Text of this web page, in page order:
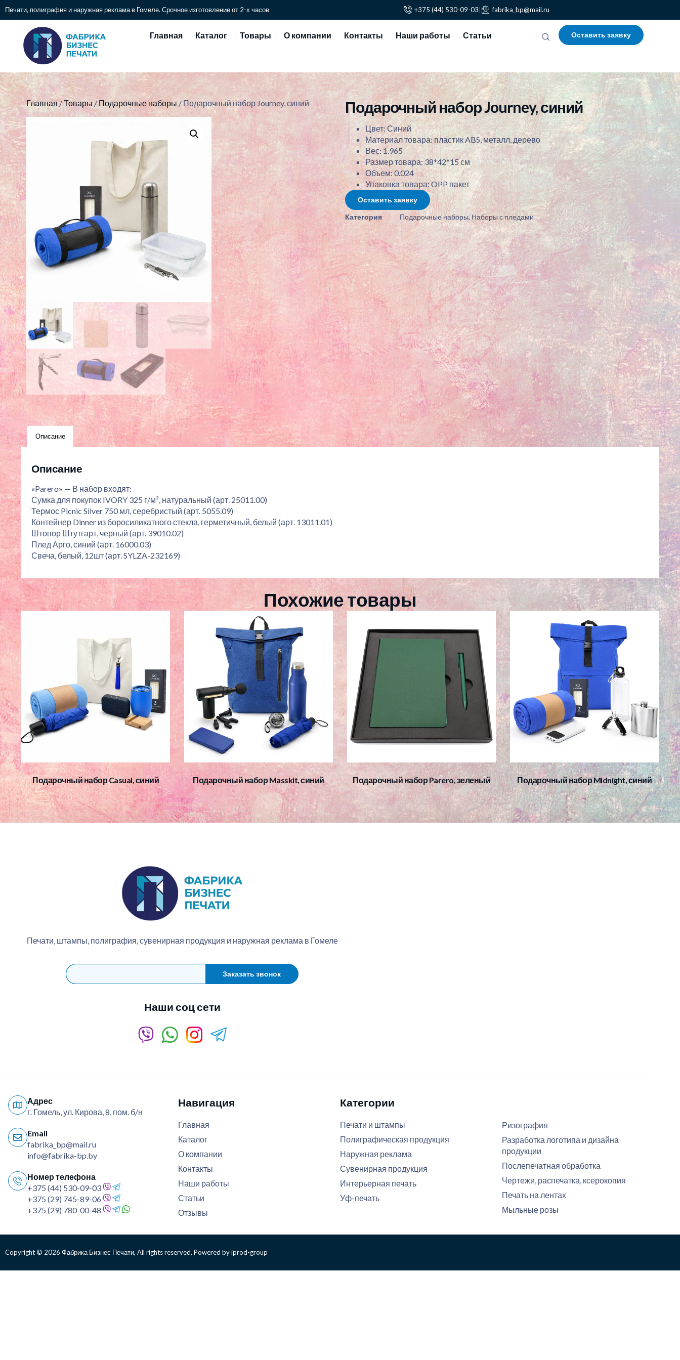
Печати, полиграфия и наружная реклама в Гомеле. Срочное изготовление от 2-х часов +375 (44) 530-09-03 fabrika_bp@mail.ru
Главная Каталог Товары О компании Контакты Наши работы Статьи Оставить заявку
Главная/Товары/ Подарочные наборы/ Подарочный набор Journey, синий Подарочный набор Journey, синий
Цвет: Синий
Материал товара: пластик ABS, металл, дерево
Вес: 1.965
Размер товара: 38*42*15 см
Объем: 0.024
Упаковка товара: OPP пакет
Оставить заявку
Категория
Подарочные наборы, Наборы с пледами
Описание
Описание
«Parero» — В набор входят:
Сумка для покупок IVORY 325 г/м², натуральный (арт. 25011.00)
Термос Picnic Silver 750 мл, серебристый (арт. 5055.09)
Контейнер Dinner из боросиликатного стекла, герметичный, белый (арт. 13011.01)
Штопор Штутгарт, черный (арт. 39010.02)
Плед Арго, синий (арт. 16000.03)
Свеча, белый, 12шт (арт. SYLZA-232169)
Похожие товары
Подарочный набор Casual, синий Подарочный набор Masskit, синий Подарочный набор Parero, зеленый Подарочный набор Midnight, синий
Печати, штампы, полиграфия, сувенирная продукция и наружная реклама в Гомеле
Заказать звонок
Наши соц сети
Адрес
г. Гомель, ул. Кирова, 8, пом. б/н
Email
fabrika_bp@mail.ru
info@fabrika-bp.by
Номер телефона
+375 (44) 530-09-03
+375 (29) 745-89-06
+375 (29) 780-00-48
Навигация
Главная
Каталог
О компании
Контакты
Наши работы
Статьи
Отзывы
Категории
Печати и штампы
Полиграфическая продукция
Наружная реклама
Сувенирная продукция
Интерьерная печать
Уф-печать
Ризография
Разработка логотипа и дизайна
продукции
Послепечатная обработка
Чертежи, распечатка, ксерокопия
Печать на лентах
Мыльные розы
Copyright © 2026 Фабрика Бизнес Печати, All rights reserved. Powered by iprod-group